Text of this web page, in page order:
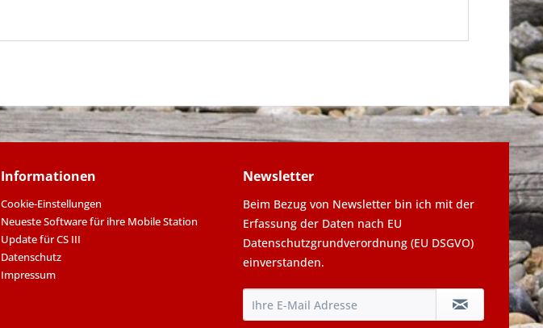
Informationen
Cookie-Einstellungen
Neueste Software für ihre Mobile Station
Update für CS III
Datenschutz
Impressum
Newsletter
Beim Bezug von Newsletter bin ich mit der
Erfassung der Daten nach EU
Datenschutzgrundverordnung (EU DSGVO)
einverstanden.